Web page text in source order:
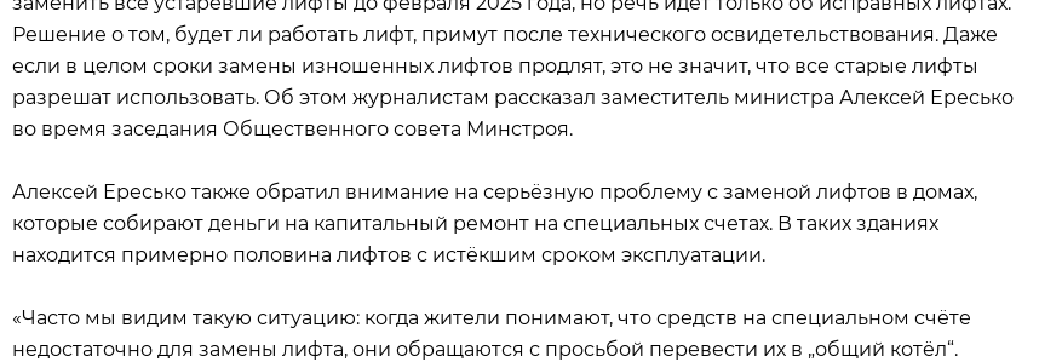
Решение о том, будет ли работать лифт, примут после технического освидетельствования. Даже
если в целом сроки замены изношенных лифтов продлят, это не значит, что все старые лифты
разрешат использовать. Об этом журналистам рассказал заместитель министра Алексей Ересько
во время заседания Общественного совета Минстроя.
Алексей Ересько также обратил внимание на серьёзную проблему с заменой лифтов в домах,
которые собирают деньги на капитальный ремонт на специальных счетах. В таких зданиях
находится примерно половина лифтов с истёкшим сроком эксплуатации.
«Часто мы видим такую ситуацию: когда жители понимают, что средств на специальном счёте
недостаточно для замены лифта, они обращаются с просьбой перевести их в „общий котёл“.